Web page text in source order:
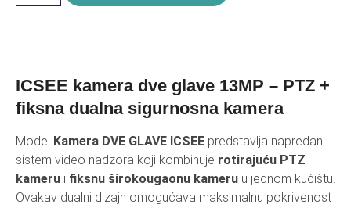
ICSEE kamera dve glave 13MP – PTZ +
fiksna dualna sigurnosna kamera
Model Kamera DVE GLAVE ICSEE predstavlja napredan
sistem video nadzora koji kombinuje rotirajuću PTZ
kameru i fiksnu širokougaonu kameru u jednom kućištu.
Ovakav dualni dizajn omogućava maksimalnu pokrivenost